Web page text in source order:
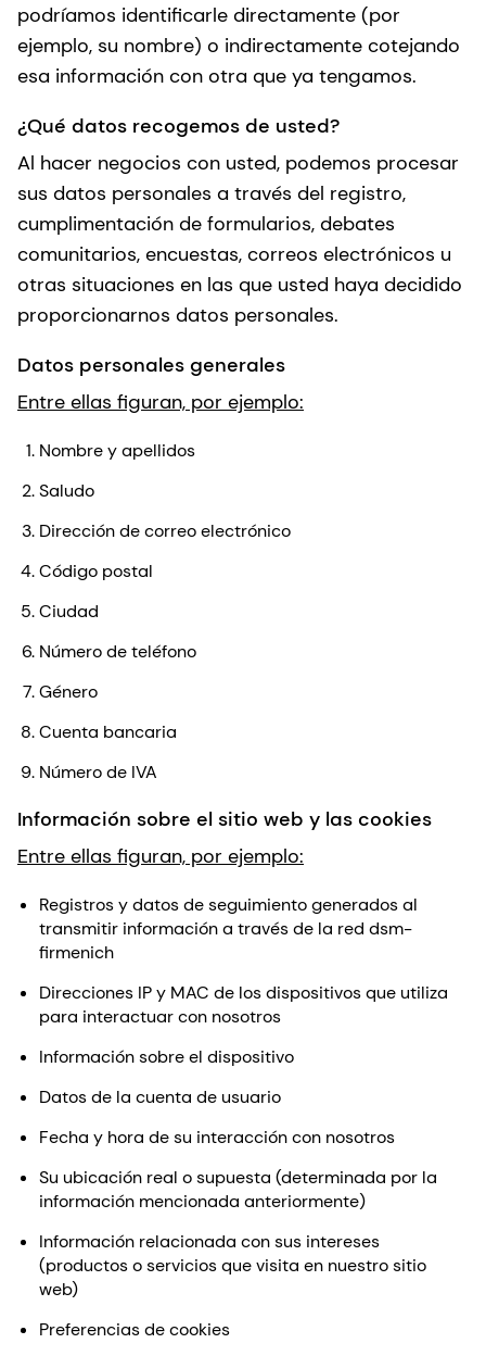
podríamos identificarle directamente (por
ejemplo, su nombre) o indirectamente cotejando
esa información con otra que ya tengamos.
¿Qué datos recogemos de usted?
Al hacer negocios con usted, podemos procesar
sus datos personales a través del registro,
cumplimentación de formularios, debates
comunitarios, encuestas, correos electrónicos u
otras situaciones en las que usted haya decidido
proporcionarnos datos personales.
Datos personales generales
Entre ellas figuran, por ejemplo:
Nombre y apellidos
Saludo
Dirección de correo electrónico
Código postal
Ciudad
Número de teléfono
Género
Cuenta bancaria
Número de IVA
Información sobre el sitio web y las cookies
Entre ellas figuran, por ejemplo:
Registros y datos de seguimiento generados al
transmitir información a través de la red dsm-
firmenich
Direcciones IP y MAC de los dispositivos que utiliza
para interactuar con nosotros
Información sobre el dispositivo
Datos de la cuenta de usuario
Fecha y hora de su interacción con nosotros
Su ubicación real o supuesta (determinada por la
información mencionada anteriormente)
Información relacionada con sus intereses
(productos o servicios que visita en nuestro sitio
web)
Preferencias de cookies